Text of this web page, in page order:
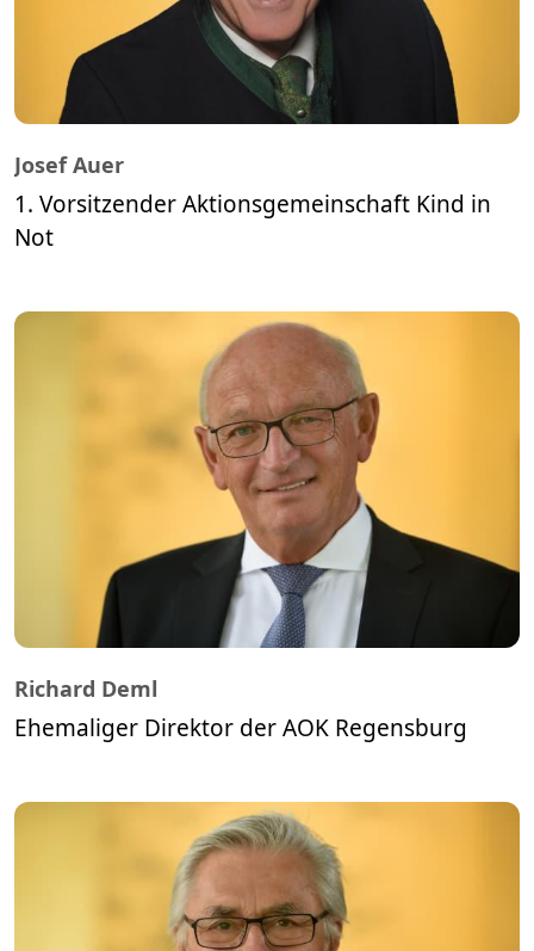
Josef Auer
1. Vorsitzender Aktionsgemeinschaft Kind in
Not
Richard Deml
Ehemaliger Direktor der AOK Regensburg